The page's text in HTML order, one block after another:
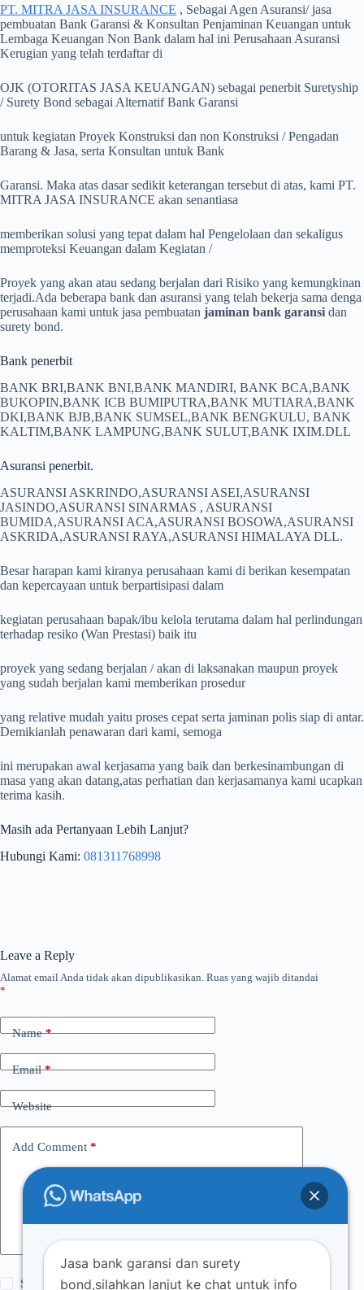
PT. MITRA JASA INSURANCE , Sebagai Agen Asuransi/ jasa
pembuatan Bank Garansi & Konsultan Penjaminan Keuangan untuk
Lembaga Keuangan Non Bank dalam hal ini Perusahaan Asuransi
Kerugian yang telah terdaftar di
OJK (OTORITAS JASA KEUANGAN) sebagai penerbit Suretyship
/ Surety Bond sebagai Alternatif Bank Garansi
untuk kegiatan Proyek Konstruksi dan non Konstruksi / Pengadan
Barang & Jasa, serta Konsultan untuk Bank
Garansi. Maka atas dasar sedikit keterangan tersebut di atas, kami PT.
MITRA JASA INSURANCE akan senantiasa
memberikan solusi yang tepat dalam hal Pengelolaan dan sekaligus
memproteksi Keuangan dalam Kegiatan /
Proyek yang akan atau sedang berjalan dari Risiko yang kemungkinan
terjadi.Ada beberapa bank dan asuransi yang telah bekerja sama denga
perusahaan kami untuk jasa pembuatan jaminan bank garansi dan
surety bond.
Bank penerbit
BANK BRI,BANK BNI,BANK MANDIRI, BANK BCA,BANK
BUKOPIN,BANK ICB BUMIPUTRA,BANK MUTIARA,BANK
DKI,BANK BJB,BANK SUMSEL,BANK BENGKULU, BANK
KALTIM,BANK LAMPUNG,BANK SULUT,BANK IXIM.DLL
Asuransi penerbit.
ASURANSI ASKRINDO,ASURANSI ASEI,ASURANSI
JASINDO,ASURANSI SINARMAS , ASURANSI
BUMIDA,ASURANSI ACA,ASURANSI BOSOWA,ASURANSI
ASKRIDA,ASURANSI RAYA,ASURANSI HIMALAYA DLL.
Besar harapan kami kiranya perusahaan kami di berikan kesempatan
dan kepercayaan untuk berpartisipasi dalam
kegiatan perusahaan bapak/ibu kelola terutama dalam hal perlindungan
terhadap resiko (Wan Prestasi) baik itu
proyek yang sedang berjalan / akan di laksanakan maupun proyek
yang sudah berjalan kami memberikan prosedur
yang relative mudah yaitu proses cepat serta jaminan polis siap di antar.
Demikianlah penawaran dari kami, semoga
ini merupakan awal kerjasama yang baik dan berkesinambungan di
masa yang akan datang,atas perhatian dan kerjasamanya kami ucapkan
terima kasih.
Masih ada Pertanyaan Lebih Lanjut?
Hubungi Kami: 081311768998
Leave a Reply
Alamat email Anda tidak akan dipublikasikan. Ruas yang wajib ditandai
*
Name*
Email*
Website
Add Comment *
Save my name, email and website in this browser for the
Jasa bank garansi dan surety
bond,silahkan lanjut ke chat untuk info